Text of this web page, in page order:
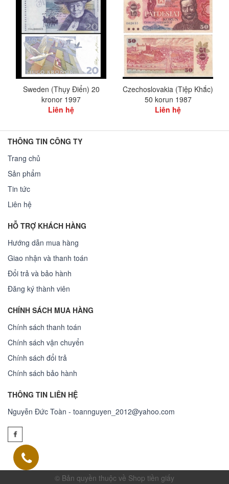
Sweden (Thụy Điển) 20
kronor 1997
Liên hệ
Czechoslovakia (Tiệp Khắc)
50 korun 1987
Liên hệ
THÔNG TIN CÔNG TY
Trang chủ
Sản phẩm
Tin tức
Liên hệ
HỖ TRỢ KHÁCH HÀNG
Hướng dẫn mua hàng
Giao nhận và thanh toán
Đổi trả và bảo hành
Đăng ký thành viên
CHÍNH SÁCH MUA HÀNG
Chính sách thanh toán
Chính sách vận chuyển
Chính sách đổi trả
Chính sách bảo hành
THÔNG TIN LIÊN HỆ
Nguyễn Đức Toàn - toannguyen_2012@yahoo.com
© Bản quyền thuộc về Shop tiền giấy